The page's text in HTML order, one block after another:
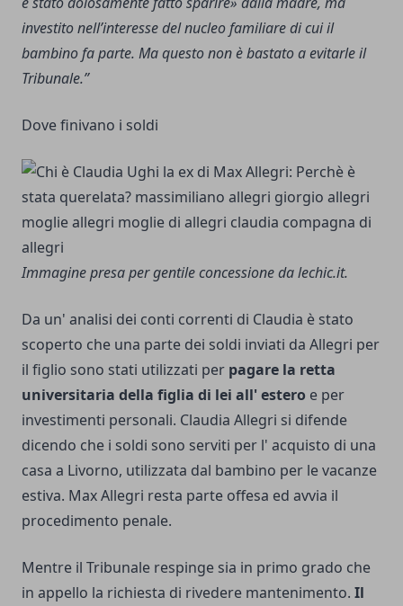
investito nell’interesse del nucleo familiare di cui il
bambino fa parte. Ma questo non è bastato a evitarle il
Tribunale.”
Dove finivano i soldi
Immagine presa per gentile concessione da lechic.it.
Da un' analisi dei conti correnti di Claudia è stato
scoperto che una parte dei soldi inviati da Allegri per
il figlio sono stati utilizzati per pagare la retta
universitaria della figlia di lei all' estero e per
investimenti personali. Claudia Allegri si difende
dicendo che i soldi sono serviti per l' acquisto di una
casa a Livorno, utilizzata dal bambino per le vacanze
estiva. Max Allegri resta parte offesa ed avvia il
procedimento penale.
Mentre il Tribunale respinge sia in primo grado che
in appello la richiesta di rivedere mantenimento. Il